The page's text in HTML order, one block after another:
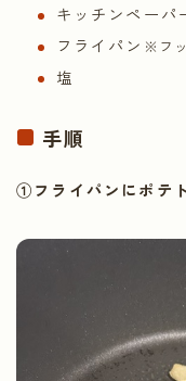
キッチンペーパ
フライパン ※フ
塩
手順
①フライパンにポテ